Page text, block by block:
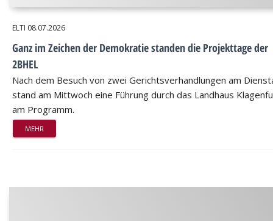
ELTI 08.07.2026
Ganz im Zeichen der Demokratie standen die Projekttage der
2BHEL
Nach dem Besuch von zwei Gerichtsverhandlungen am
stand am Mittwoch eine Führung durch das Landhaus
am Programm.
MEHR